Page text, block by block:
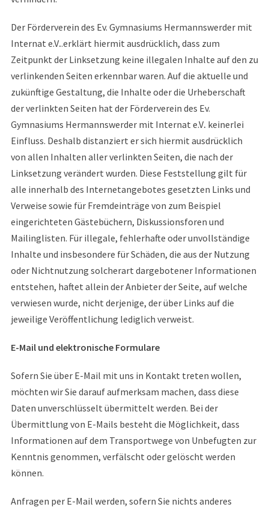
Der Förderverein des Ev. Gymnasiums Hermannswerder mit
Internat e.V..erklärt hiermit ausdrücklich, dass zum
Zeitpunkt der Linksetzung keine illegalen Inhalte auf den zu
verlinkenden Seiten erkennbar waren. Auf die aktuelle und
zukünftige Gestaltung, die Inhalte oder die Urheberschaft
der verlinkten Seiten hat der Förderverein des Ev.
Gymnasiums Hermannswerder mit Internat e.V. keinerlei
Einfluss. Deshalb distanziert er sich hiermit ausdrücklich
von allen Inhalten aller verlinkten Seiten, die nach der
Linksetzung verändert wurden. Diese Feststellung gilt für
alle innerhalb des Internetangebotes gesetzten Links und
Verweise sowie für Fremdeinträge von zum Beispiel
eingerichteten Gästebüchern, Diskussionsforen und
Mailinglisten. Für illegale, fehlerhafte oder unvollständige
Inhalte und insbesondere für Schäden, die aus der Nutzung
oder Nichtnutzung solcherart dargebotener Informationen
entstehen, haftet allein der Anbieter der Seite, auf welche
verwiesen wurde, nicht derjenige, der über Links auf die
jeweilige Veröffentlichung lediglich verweist.
E-Mail und elektronische Formulare
Sofern Sie über E-Mail mit uns in Kontakt treten wollen,
möchten wir Sie darauf aufmerksam machen, dass diese
Daten unverschlüsselt übermittelt werden. Bei der
Übermittlung von E-Mails besteht die Möglichkeit, dass
Informationen auf dem Transportwege von Unbefugten zur
Kenntnis genommen, verfälscht oder gelöscht werden
können.
Anfragen per E-Mail werden, sofern Sie nichts anderes